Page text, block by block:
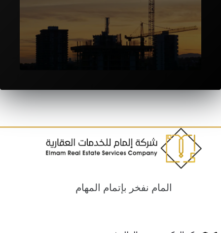
المقاولات والانشاءات
المام نفخر بإتمام المهام